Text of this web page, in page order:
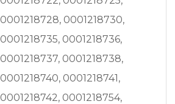
0001218728, 0001218730,
0001218735, 0001218736,
0001218737, 0001218738,
0001218740, 0001218741,
0001218742, 0001218754,